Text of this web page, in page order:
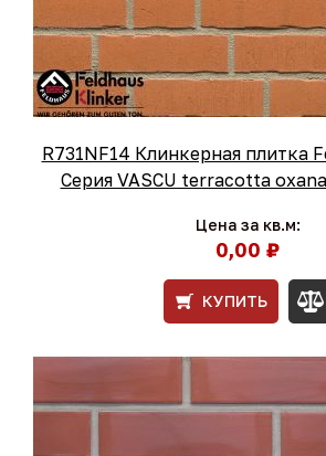
R731NF14 Клинкерная плитка
Серия VASCU terracotta
Цена за кв.м:
0,00 ₽
КУПИТЬ